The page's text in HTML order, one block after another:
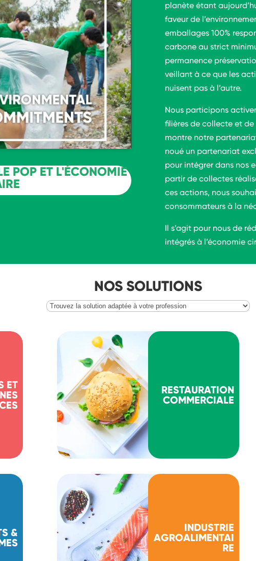
POP ET L'ÉCONOMIE
planète étant
faveur de
emballages 100%
carbone au strict
permanence
veillant à ce que les
nuisent pas à l’autre.
Nous participons
filières de collecte et
montre notre
noué un partenariat
pour intégrer dans nos
partir de collectes
ces actions, nous
consommateurs à la
Il s’agit pour nous de
intégrés à l’économie
NOS SOLUTIONS
ET
RESTAURATION
COMMERCIALE
&
INDUSTRIE
AGROALIMENTAI
RE